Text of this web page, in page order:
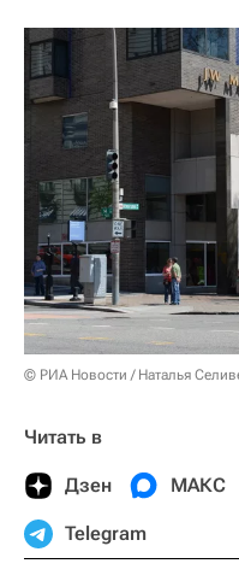
© РИА Новости / Наталья
Читать в
Дзен МАКС
Telegram